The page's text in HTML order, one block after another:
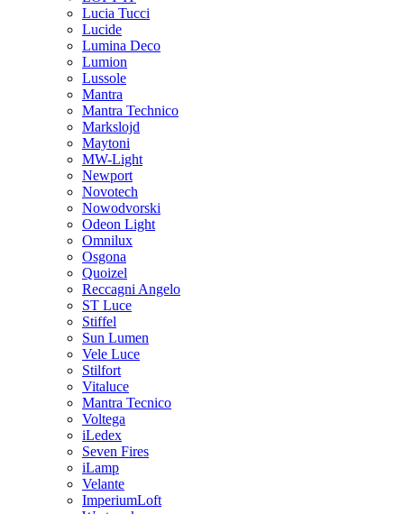
Lucia Tucci
Lucide
Lumina Deco
Lumion
Lussole
Mantra
Mantra Technico
Markslojd
Maytoni
MW-Light
Newport
Novotech
Nowodvorski
Odeon Light
Omnilux
Osgona
Quoizel
Reccagni Angelo
ST Luce
Stiffel
Sun Lumen
Vele Luce
Stilfort
Vitaluce
Mantra Tecnico
Voltega
iLedex
Seven Fires
iLamp
Velante
ImperiumLoft